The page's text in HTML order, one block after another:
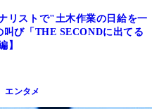
リストで"土木作業の日給を一
び「THE SECONDに出てる
】
エンタメ